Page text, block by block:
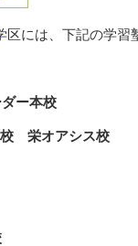
区には、下記の学習
ー本校
校 栄オアシス校